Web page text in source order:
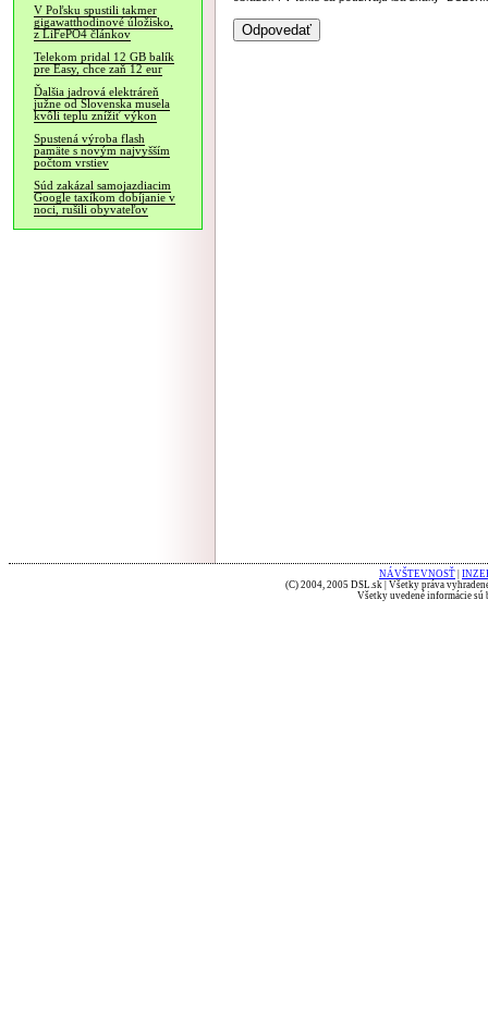
V Poľsku spustili takmer
gigawatthodinové úložisko,
z LiFePO4 článkov
Telekom pridal 12 GB balík
pre Easy, chce zaň 12 eur
Ďalšia jadrová elektráreň
južne od Slovenska musela
kvôli teplu znížiť výkon
Spustená výroba flash
pamäte s novým najvyšším
počtom vrstiev
Súd zakázal samojazdiacim
Google taxíkom dobíjanie v
noci, rušili obyvateľov
NÁVŠTEVNOSŤ
(C) 2004, 2005 DSL.sk | Všetky práva
Všetky uvedené informácie sú